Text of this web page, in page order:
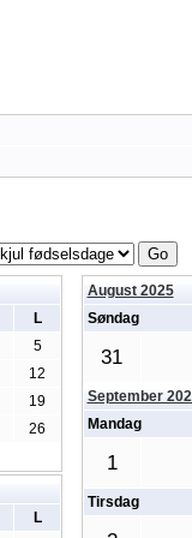
L
5
12
19
26
August 2025
Søndag
31
September
Mandag
1
Tirsdag
L